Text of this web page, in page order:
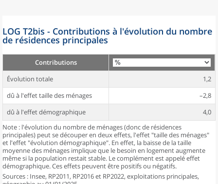
LOG T2bis - Contributions à l'évolution du nombre
de résidences principales
Contributions
Évolution totale
1,2
dû à l'effet taille des ménages
–2,8
dû à l'effet démographique
4,0
Note : l'évolution du nombre de ménages (donc de résidences
principales) peut se découper en deux effets, l'effet "taille des ménages"
et l'effet "évolution démographique". En effet, la baisse de la taille
moyenne des ménages implique que le besoin en logement augmente
même si la population restait stable. Le complément est appelé effet
démographique. Ces effets peuvent être positifs ou négatifs.
Sources : Insee, RP2011, RP2016 et RP2022, exploitations principales,